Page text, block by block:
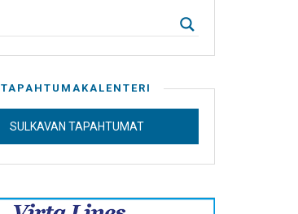
TAPAHTUMAKALENTERI
SULKAVAN TAPAHTUMAT